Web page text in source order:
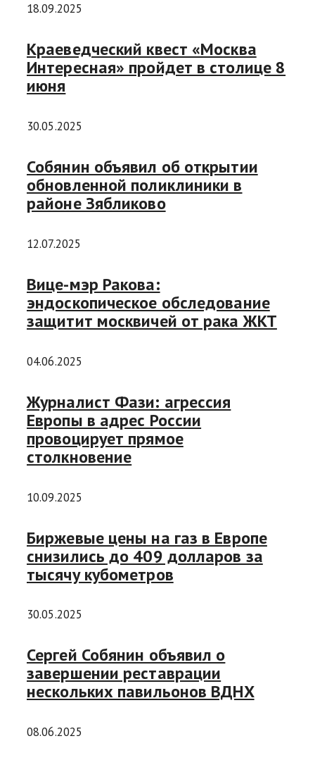
18.09.2025
Краеведческий квест «Москва
Интересная» пройдет в столице 8
июня
30.05.2025
Собянин объявил об открытии
обновленной поликлиники в
районе Зябликово
12.07.2025
Вице-мэр Ракова:
эндоскопическое обследование
защитит москвичей от рака ЖКТ
04.06.2025
Журналист Фази: агрессия
Европы в адрес России
провоцирует прямое
столкновение
10.09.2025
Биржевые цены на газ в Европе
снизились до 409 долларов за
тысячу кубометров
30.05.2025
Сергей Собянин объявил о
завершении реставрации
нескольких павильонов ВДНХ
08.06.2025